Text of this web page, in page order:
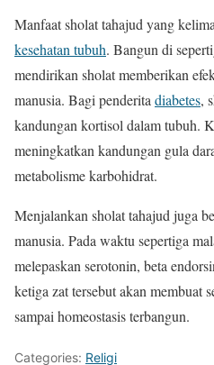
Manfaat sholat tahajud yang
kesehatan tubuh. Bangun di
mendirikan sholat memberikan
manusia. Bagi penderita diabetes,
kandungan kortisol dalam tubuh.
meningkatkan kandungan gula
metabolisme karbohidrat.
Menjalankan sholat tahajud juga
manusia. Pada waktu sepertiga
melepaskan serotonin, beta
ketiga zat tersebut akan membuat
sampai homeostasis terbangun.
Categories: Religi